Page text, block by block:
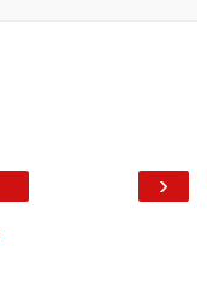
›